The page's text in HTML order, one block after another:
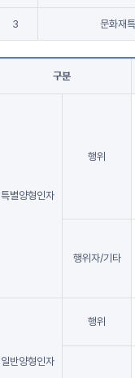
3 문화재
구분
특별양형인자
행위
행위자/기타
일반양형인자
행위